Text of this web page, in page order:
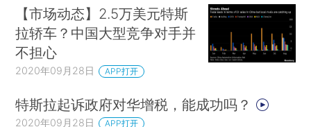
【市场动态】2.5万美元特斯
拉轿车？中国大型竞争对手并
不担心
2020年09月28日 APP打开
特斯拉起诉政府对华增税，能成功吗？
2020年09月28日 APP打开